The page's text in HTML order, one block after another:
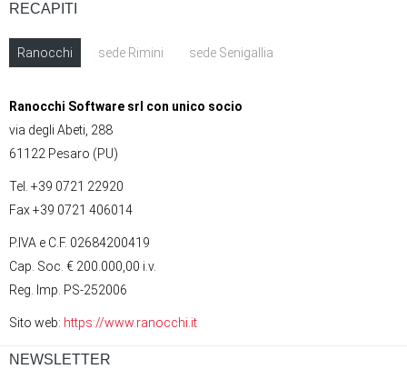
RECAPITI
Ranocchi sede Rimini sede Senigallia
Ranocchi Software srl con unico socio
via degli Abeti, 288
61122 Pesaro (PU)
Tel. +39 0721 22920
Fax +39 0721 406014
P.IVA e C.F. 02684200419
Cap. Soc. € 200.000,00 i.v.
Reg. Imp. PS-252006
Sito web: https://www.ranocchi.it
NEWSLETTER